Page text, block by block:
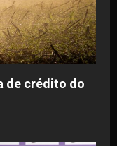
de crédito do